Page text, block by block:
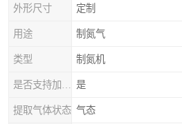
外形尺寸 定制
用途 制氮气
类型 制氮机
是
提取气体状态 气态